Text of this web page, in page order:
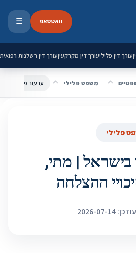
וואטסאפ ☰
עורך דין פליליעורך דין מקרקעיןעורך דין רשלנות רפואית
משפט פלילי ערעור פלילי
פלילי
בישראל | מתי,
ההצלחה
עודכן: 2026-07-14